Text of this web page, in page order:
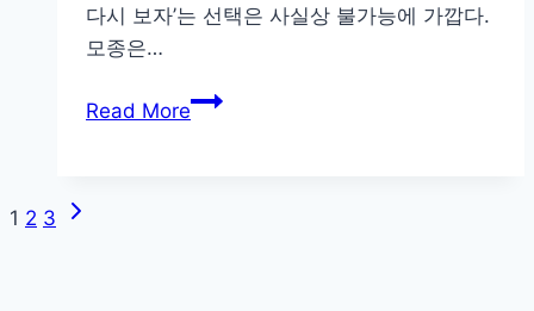
즈
맨
다시 보자’는 선택은 사실상 불가능에 가깝다.
모종은…
Read More비
Page
1 2 3
Next